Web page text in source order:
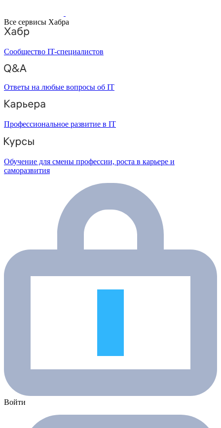
Все сервисы Хабра
Сообщество IT-специалистов
Ответы на любые вопросы об IT
Профессиональное развитие в IT
Обучение для смены профессии, роста в карьере и
саморазвития
Войти